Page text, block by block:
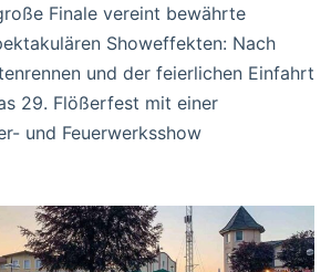
Finale vereint bewährte
Showeffekten: Nach
und der feierlichen Einfahrt
29. Flößerfest mit einer
und Feuerwerksshow